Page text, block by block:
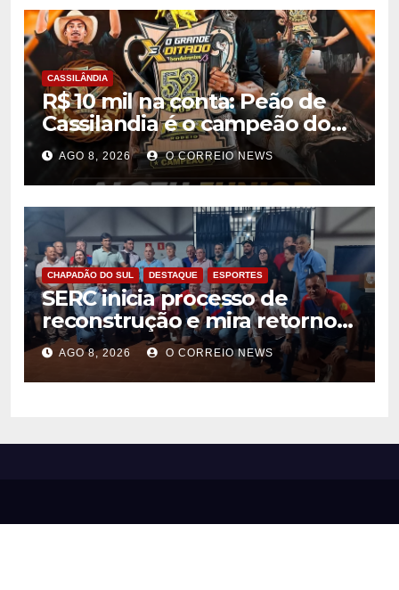
CASSILÂNDIA
R$ 10 mil na conta: Peão de
Cassilandia é o campeão do
desafio “O Grande Ditado
Bandeirantes” em
Rondonópolis
AGO 8, 2026 O CORREIO NEWS
CHAPADÃO DO SUL DESTAQUE ESPORTES
SERC inicia processo de
reconstrução e mira retorno
ao futebol profissional em
Chapadão do Sul
AGO 8, 2026 O CORREIO NEWS